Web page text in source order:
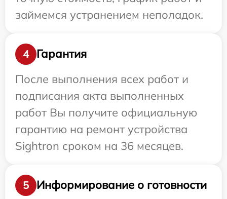
займемся устранением неполадок.
4
Гарантия
После выполнения всех работ и
подписания акта выполненных
работ Вы получите официальную
гарантию на ремонт устройства
Sightron сроком на 36 месяцев.
5
Информирование о готовности